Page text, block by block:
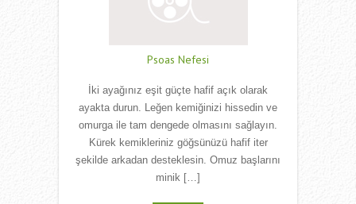
Psoas Nefesi
İki ayağınız eşit güçte hafif açık olarak
ayakta durun. Leğen kemiğinizi hissedin ve
omurga ile tam dengede olmasını sağlayın.
Kürek kemikleriniz göğsünüzü hafif iter
şekilde arkadan desteklesin. Omuz başlarını
minik […]